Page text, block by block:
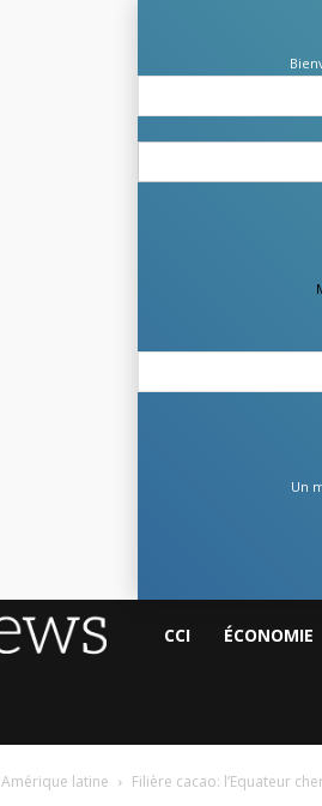
Un
CCICCI ÉCONOMIE
Amérique latine Filière cacao: l’Equateur